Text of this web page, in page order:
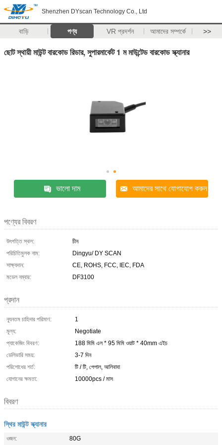
Shenzhen DYscan Technology Co., Ltd
বাড়ি পণ্য VR প্রদর্শন আমাদের সম্পর্কে >>
ছোট স্থায়ী মাউন্ট বারকোড রিডার, সুপারমার্কেট 1 ম মাউন্টেড বারকোড স্ক্যানার
ভালো দাম আমাদের সাথে যোগাযোগ করুন
পণ্যের বিবরণ
উৎপত্তি স্থল:
চীন
পরিচিতিমুলক নাম:
Dingyu/ DY SCAN
সাক্ষ্যদান:
CE, ROHS, FCC, IEC, FDA
মডেল নম্বার:
DF3100
প্রদান
ন্যূনতম চাহিদার পরিমাণ:
1
মূল্য:
Negotiate
প্যাকেজিং বিবরণ:
188 মিমি এল * 95 মিমি ওয়াট * 40mm এইচ
ডেলিভারি সময়:
3-7 দিন
পরিশোধের শর্ত:
টি / টি, পেপাল, আলিবাবা
যোগানের ক্ষমতা:
10000pcs / মাস
বিবরণ
স্থির মাউন্ট স্ক্যানার
ওজন:
80G